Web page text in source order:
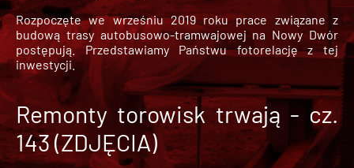
Rozpoczęte we wrześniu 2019 roku prace związane z
budową trasy autobusowo-tramwajowej na Nowy Dwór
postępują. Przedstawiamy Państwu fotorelację z tej
inwestycji.
Remonty torowisk trwają - cz.
143 (ZDJĘCIA)